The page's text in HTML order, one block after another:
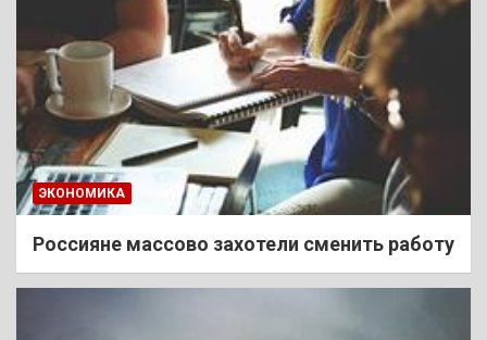
ЭКОНОМИКА
Россияне массово захотели сменить работу